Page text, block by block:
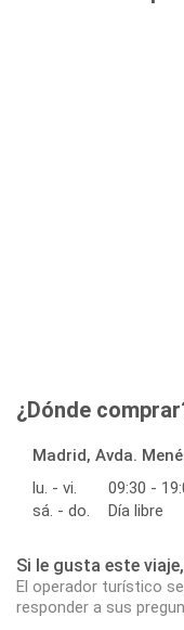
¿Dónde
Madrid, Avda.
lu. - vi.
09:30 -
sá. - do.
Día libre
Si le gusta este
El operador turístico
responder a sus